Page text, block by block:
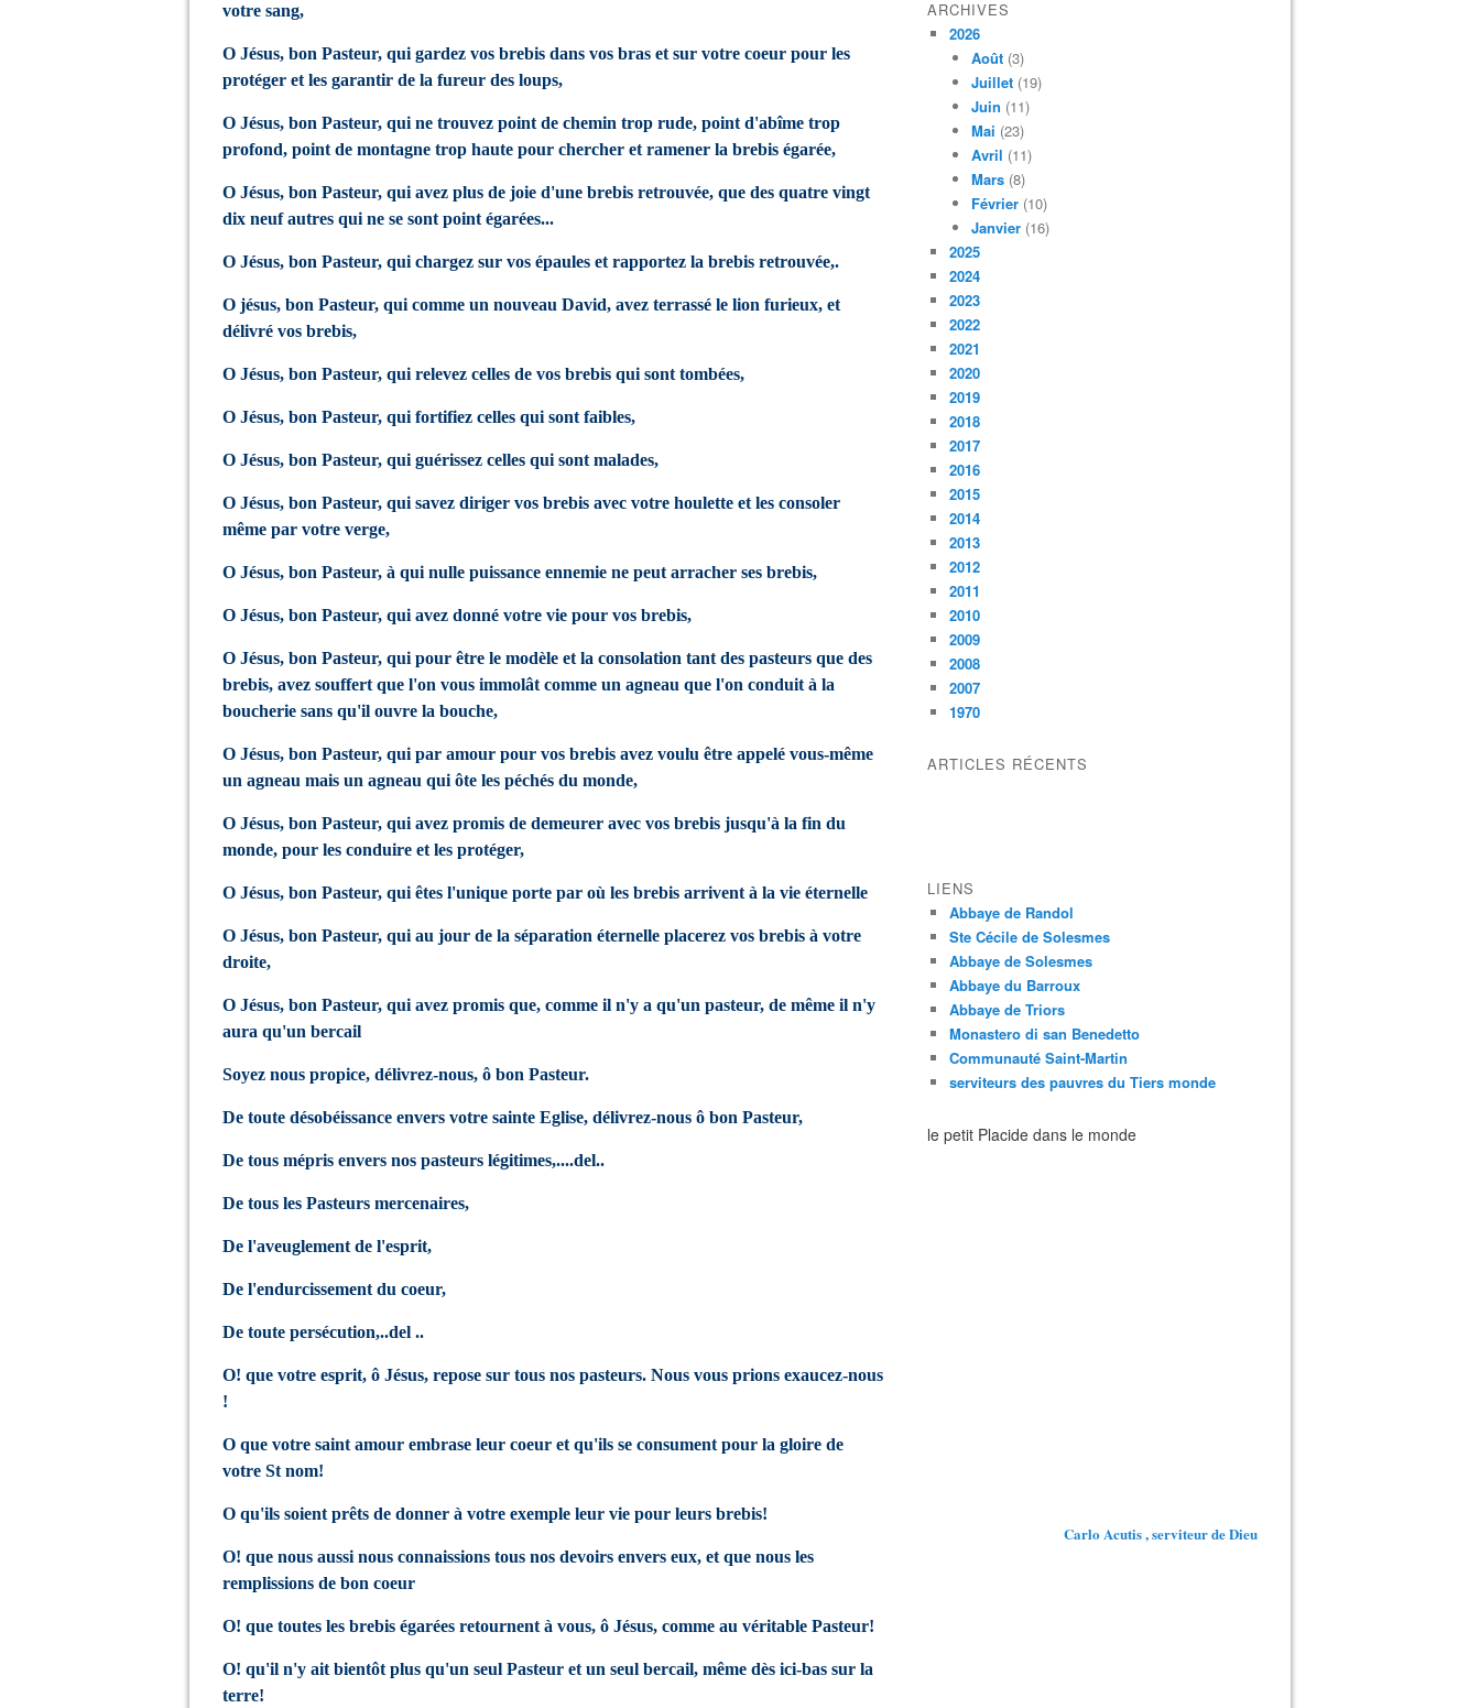
votre sang,
O Jésus, bon Pasteur, qui gardez vos brebis dans vos bras et sur votre coeur pour les
protéger et les garantir de la fureur des loups,
O Jésus, bon Pasteur, qui ne trouvez point de chemin trop rude, point d'abîme trop
profond, point de montagne trop haute pour chercher et ramener la brebis égarée,
O Jésus, bon Pasteur, qui avez plus de joie d'une brebis retrouvée, que des quatre vingt
dix neuf autres qui ne se sont point égarées...
O Jésus, bon Pasteur, qui chargez sur vos épaules et rapportez la brebis retrouvée,.
O jésus, bon Pasteur, qui comme un nouveau David, avez terrassé le lion furieux, et
délivré vos brebis,
O Jésus, bon Pasteur, qui relevez celles de vos brebis qui sont tombées,
O Jésus, bon Pasteur, qui fortifiez celles qui sont faibles,
O Jésus, bon Pasteur, qui guérissez celles qui sont malades,
O Jésus, bon Pasteur, qui savez diriger vos brebis avec votre houlette et les consoler
même par votre verge,
O Jésus, bon Pasteur, à qui nulle puissance ennemie ne peut arracher ses brebis,
O Jésus, bon Pasteur, qui avez donné votre vie pour vos brebis,
O Jésus, bon Pasteur, qui pour être le modèle et la consolation tant des pasteurs que des
brebis, avez souffert que l'on vous immolât comme un agneau que l'on conduit à la
boucherie sans qu'il ouvre la bouche,
O Jésus, bon Pasteur, qui par amour pour vos brebis avez voulu être appelé vous-même
un agneau mais un agneau qui ôte les péchés du monde,
O Jésus, bon Pasteur, qui avez promis de demeurer avec vos brebis jusqu'à la fin du
monde, pour les conduire et les protéger,
O Jésus, bon Pasteur, qui êtes l'unique porte par où les brebis arrivent à la vie éternelle
O Jésus, bon Pasteur, qui au jour de la séparation éternelle placerez vos brebis à votre
droite,
O Jésus, bon Pasteur, qui avez promis que, comme il n'y a qu'un pasteur, de même il n'y
aura qu'un bercail
Soyez nous propice, délivrez-nous, ô bon Pasteur.
De toute désobéissance envers votre sainte Eglise, délivrez-nous ô bon Pasteur,
De tous mépris envers nos pasteurs légitimes,....del..
De tous les Pasteurs mercenaires,
De l'aveuglement de l'esprit,
De l'endurcissement du coeur,
De toute persécution,..del ..
O! que votre esprit, ô Jésus, repose sur tous nos pasteurs. Nous vous prions exaucez-nous
!
O que votre saint amour embrase leur coeur et qu'ils se consument pour la gloire de
votre St nom!
O qu'ils soient prêts de donner à votre exemple leur vie pour leurs brebis!
O! que nous aussi nous connaissions tous nos devoirs envers eux, et que nous les
remplissions de bon coeur
O! que toutes les brebis égarées retournent à vous, ô Jésus, comme au véritable Pasteur!
O! qu'il n'y ait bientôt plus qu'un seul Pasteur et un seul bercail, même dès ici-bas sur la
terre!
ARCHIVES
2026
Août (3)
Juillet (19)
Juin (11)
Mai (23)
Avril (11)
Mars (8)
Février (10)
Janvier (16)
2025
2024
2023
2022
2021
2020
2019
2018
2017
2016
2015
2014
2013
2012
2011
2010
2009
2008
2007
1970
ARTICLES RÉCENTS
LIENS
Abbaye de Randol
Ste Cécile de Solesmes
Abbaye de Solesmes
Abbaye du Barroux
Abbaye de Triors
Monastero di san Benedetto
Communauté Saint-Martin
serviteurs des pauvres du Tiers monde
le petit Placide dans le monde
Carlo Acutis , serviteur de Dieu